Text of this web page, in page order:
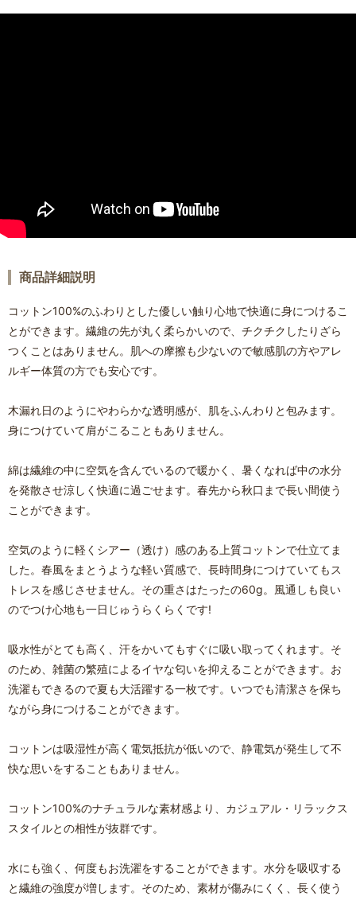
商品詳細説明
コットン100%のふわりとした優しい触り心地で快適に身につけるこ
とができます。繊維の先が丸く柔らかいので、チクチクしたりざら
つくことはありません。肌への摩擦も少ないので敏感肌の方やアレ
ルギー体質の方でも安心です。
木漏れ日のようにやわらかな透明感が、肌をふんわりと包みます。
身につけていて肩がこることもありません。
綿は繊維の中に空気を含んでいるので暖かく、暑くなれば中の水分
を発散させ涼しく快適に過ごせます。春先から秋口まで長い間使う
ことができます。
空気のように軽くシアー（透け）感のある上質コットンで仕立てま
した。春風をまとうような軽い質感で、長時間身につけていてもス
トレスを感じさせません。その重さはたったの60g。風通しも良い
のでつけ心地も一日じゅうらくらくです!
吸水性がとても高く、汗をかいてもすぐに吸い取ってくれます。そ
のため、雑菌の繁殖によるイヤな匂いを抑えることができます。お
洗濯もできるので夏も大活躍する一枚です。いつでも清潔さを保ち
ながら身につけることができます。
コットンは吸湿性が高く電気抵抗が低いので、静電気が発生して不
快な思いをすることもありません。
コットン100%のナチュラルな素材感より、カジュアル・リラックス
スタイルとの相性が抜群です。
水にも強く、何度もお洗濯をすることができます。水分を吸収する
と繊維の強度が増します。そのため、素材が傷みにくく、長く使う